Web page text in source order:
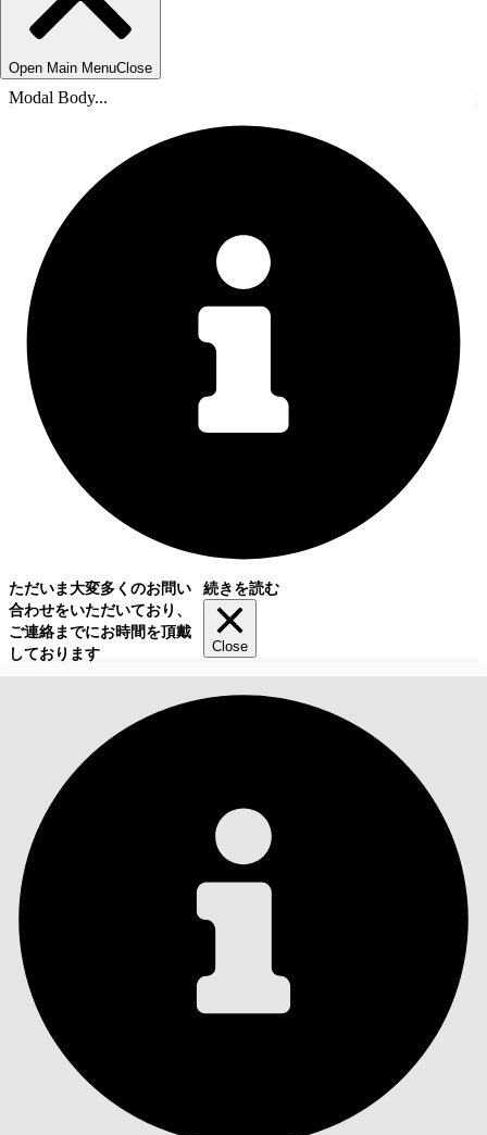
Open Main MenuClose
Modal Body...
ただいま大変多くのお問い
合わせをいただいており、
ご連絡までにお時間を頂戴
しております
続きを読む
Close
目次